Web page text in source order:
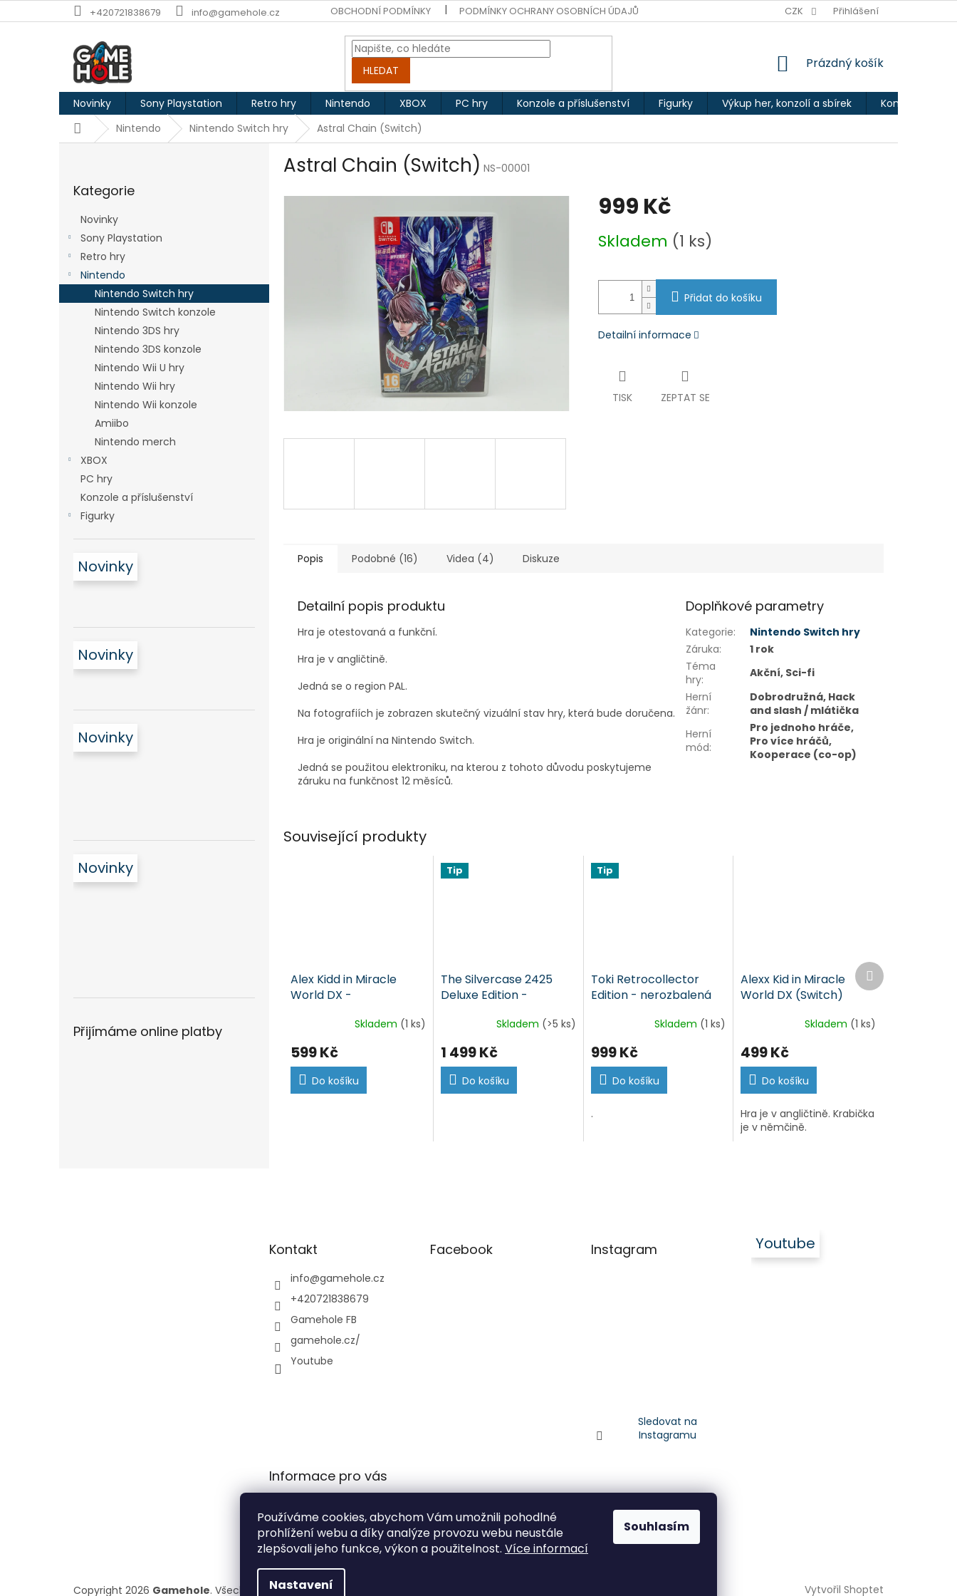
Používáme cookies, abychom Vám umožnili pohodlné
prohlížení webu a díky analýze provozu webu neustále
zlepšovali jeho funkce, výkon a použitelnost. Více informací
Nastavení
Souhlasím
na
+420721838679 info@gamehole.cz OBCHODNÍ PODMÍNKY PODMÍNKY OCHRANY OSOBNÍCH ÚDAJŮ CZK Přihlášení
HLEDAT
NÁKUPNÍ
Prázdný košík
Novinky Sony Playstation Retro hry Nintendo XBOX PC hry Konzole a příslušenství Figurky Výkup her, konzolí a sbírek Kontakty
DomůNintendo Nintendo Switch hry Astral Chain (Switch)
a
kategorie
Kategorie
Novinky
Sony Playstation
Retro hry
Nintendo
Nintendo Switch hry
Nintendo Switch konzole
Nintendo 3DS hry
Nintendo 3DS konzole
Nintendo Wii U hry
Nintendo Wii hry
Nintendo Wii konzole
Amiibo
Nintendo merch
XBOX
PC hry
Konzole a příslušenství
Figurky
Novinky
Novinky
Novinky
Novinky
Přijímáme online platby
Astral Chain (Switch) NS-00001
999 Kč
cena:
Skladem (1 ks)
Přidat do košíku
Detailní informace
TISK ZEPTAT SE
Popis Podobné (16) Videa (4) Diskuze
Detailní popis produktu
Hra je otestovaná a funkční.
Hra je v angličtině.
Jedná se o region PAL.
Na fotografiích je zobrazen skutečný vizuální stav hry, která bude doručena.
Hra je originální na Nintendo Switch.
Jedná se použitou elektroniku, na kterou z tohoto důvodu poskytujeme
záruku na funkčnost 12 měsíců.
Doplňkové parametry
Kategorie:
Nintendo Switch hry
Záruka:
1 rok
Téma
hry:
Akční, Sci-fi
Herní
žánr:
Dobrodružná, Hack
and slash / mlátička
Herní
mód:
Pro jednoho hráče,
Pro více hráčů,
Kooperace (co-op)
Související produkty
Alex Kidd in Miracle
World DX -
Skladem (1 ks)
599 Kč
Do košíku
Tip
The Silvercase 2425
Deluxe Edition -
Skladem (>5 ks)
1 499 Kč
Do košíku
Tip
Toki Retrocollector
Edition - nerozbalená
Skladem (1 ks)
999 Kč
Do košíku
.
Alexx Kid in Miracle
World DX (Switch)
Skladem (1 ks)
499 Kč
Do košíku
Hra je v angličtině. Krabička
je v němčině.
Další
produkt
Kontakt
info@gamehole.cz
+420721838679
Gamehole FB
gamehole.cz/
Youtube
Facebook Instagram
Sledovat na
Instagramu
Youtube
Informace pro vás
Podmínky ochrany
osobních údajů
Vytvořil Shoptet
Copyright 2026 Gamehole. Všechna práva vyhrazena.